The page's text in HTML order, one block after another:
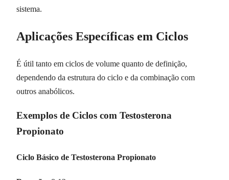
sistema.
Aplicações Específicas em Ciclos
É útil tanto em ciclos de volume quanto de definição,
dependendo da estrutura do ciclo e da combinação com
outros anabólicos.
Exemplos de Ciclos com Testosterona
Propionato
Ciclo Básico de Testosterona Propionato